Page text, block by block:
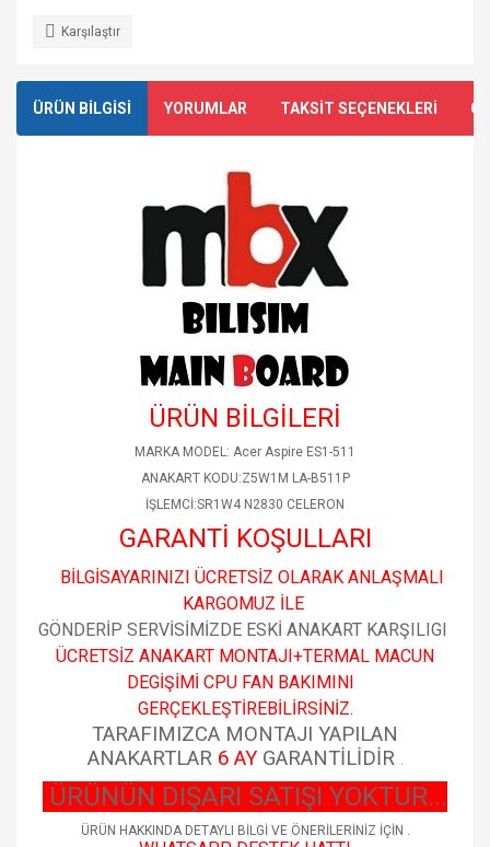
Karşılaştır
ÜRÜN BİLGİSİ YORUMLAR TAKSİT SEÇENEKLERİ
ÜRÜN BİLGİLERİ
MARKA MODEL: Acer Aspire ES1-511
ANAKART KODU:Z5W1M LA-B511P
İŞLEMCİ:SR1W4 N2830 CELERON
GARANTİ KOŞULLARI
BİLGİSAYARINIZI ÜCRETSİZ OLARAK ANLAŞMALI
KARGOMUZ İLE
GÖNDERİP SERVİSİMİZDE ESKİ ANAKART KARŞILIGI
ÜCRETSİZ ANAKART MONTAJI+TERMAL MACUN
DEGİŞİMİ CPU FAN BAKIMINI
GERÇEKLEŞTİREBİLİRSİNİZ.
TARAFIMIZCA MONTAJI YAPILAN
ANAKARTLAR 6 AYGARANTİLİDİR .
ÜRÜNÜN DIŞARI SATIŞI YOKTUR...
ÜRÜN HAKKINDA DETAYLI BİLGİ VE ÖNERİLERİNİZ İÇİN .